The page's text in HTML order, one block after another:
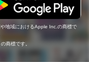
地域におけるApple Inc.の商標で
商標です。